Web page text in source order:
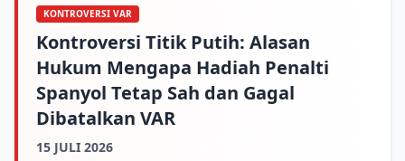
KONTROVERSI VAR
Kontroversi Titik Putih: Alasan
Hukum Mengapa Hadiah Penalti
Spanyol Tetap Sah dan Gagal
Dibatalkan VAR
15 JULI 2026